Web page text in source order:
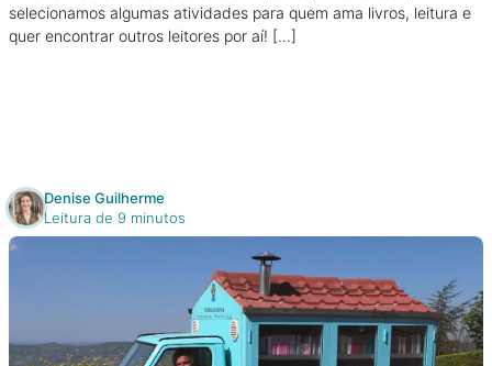
Colunas
Cursos On line
selecionamos algumas atividades para quem ama livros, leitura e
quer encontrar outros leitores por aí! […]
Denise Guilherme
Leitura de 9 minutos